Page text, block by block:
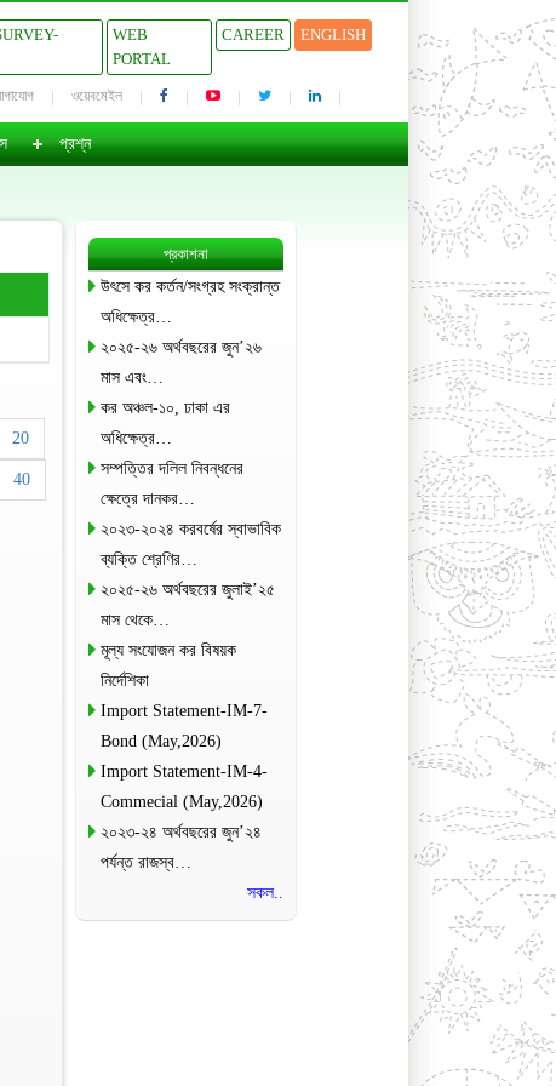
WEB
PORTAL
CAREER ENGLISH
ওয়েবমেইল
প্রশ্ন
20
40
প্রকাশনা
উৎসে কর কর্তন/সংগ্রহ সংক্রান্ত
অধিক্ষেত্র…
২০২৫-২৬ অর্থবছরের জুন’২৬
মাস এবং…
কর অঞ্চল-১০, ঢাকা এর
অধিক্ষেত্র…
সম্পত্তির দলিল নিবন্ধনের
ক্ষেত্রে দানকর…
২০২৩-২০২৪ করবর্ষের স্বাভাবিক
ব্যক্তি শ্রেণির…
২০২৫-২৬ অর্থবছরের জুলাই’২৫
মাস থেকে…
মূল্য সংযোজন কর বিষয়ক
নির্দেশিকা
Import Statement-IM-7-
Bond (May,2026)
Import Statement-IM-4-
Commecial (May,2026)
২০২৩-২৪ অর্থবছরের জুন’২৪
পর্যন্ত রাজস্ব…
সকল..